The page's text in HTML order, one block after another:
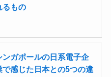
るもの
ンガポールの日系電子企
で感じた日本との5つの違